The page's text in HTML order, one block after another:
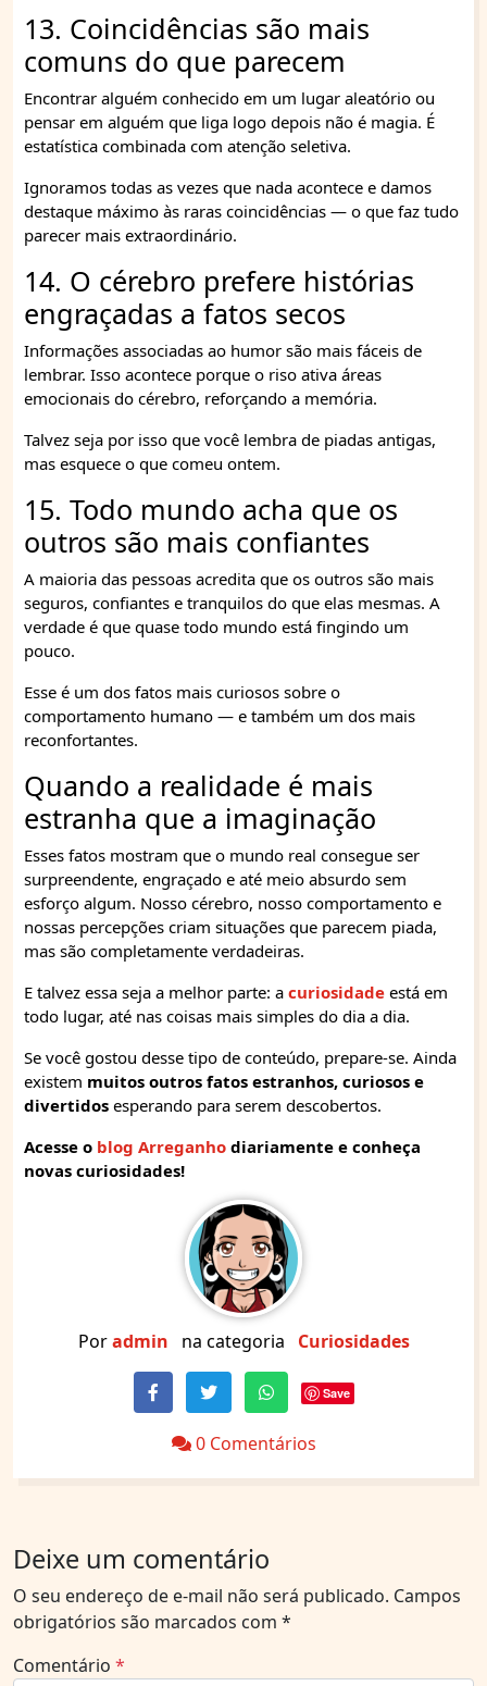
13. Coincidências são mais
comuns do que parecem
Encontrar alguém conhecido em um lugar aleatório ou
pensar em alguém que liga logo depois não é magia. É
estatística combinada com atenção seletiva.
Ignoramos todas as vezes que nada acontece e damos
destaque máximo às raras coincidências — o que faz tudo
parecer mais extraordinário.
14. O cérebro prefere histórias
engraçadas a fatos secos
Informações associadas ao humor são mais fáceis de
lembrar. Isso acontece porque o riso ativa áreas
emocionais do cérebro, reforçando a memória.
Talvez seja por isso que você lembra de piadas antigas,
mas esquece o que comeu ontem.
15. Todo mundo acha que os
outros são mais confiantes
A maioria das pessoas acredita que os outros são mais
seguros, confiantes e tranquilos do que elas mesmas. A
verdade é que quase todo mundo está fingindo um
pouco.
Esse é um dos fatos mais curiosos sobre o
comportamento humano — e também um dos mais
reconfortantes.
Quando a realidade é mais
estranha que a imaginação
Esses fatos mostram que o mundo real consegue ser
surpreendente, engraçado e até meio absurdo sem
esforço algum. Nosso cérebro, nosso comportamento e
nossas percepções criam situações que parecem piada,
mas são completamente verdadeiras.
E talvez essa seja a melhor parte: a curiosidade está em
todo lugar, até nas coisas mais simples do dia a dia.
Se você gostou desse tipo de conteúdo, prepare-se. Ainda
existem muitos outros fatos estranhos, curiosos e
divertidos esperando para serem descobertos.
Acesse o blog Arreganho diariamente e conheça
novas curiosidades!
Poradmin na categoria Curiosidades
Save
0 Comentários
Deixe um comentário
O seu endereço de e-mail não será publicado. Campos
obrigatórios são marcados com *
Comentário *